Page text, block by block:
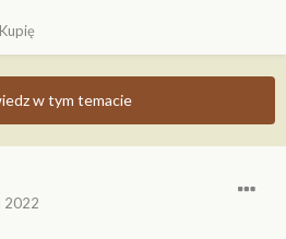
w tym temacie
2022